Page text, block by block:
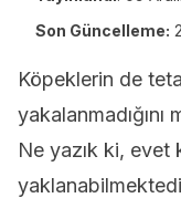
Son Güncelleme:
Köpeklerin de
Ne yazık ki, evet